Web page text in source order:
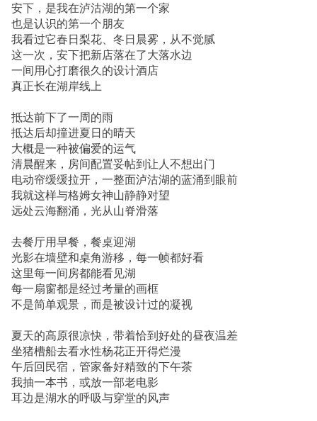
安下，是我在泸沽湖的第一个家
也是认识的第一个朋友
我看过它春日梨花、冬日晨雾，从不觉腻
这一次，安下把新店落在了大落水边
一间用心打磨很久的设计酒店
真正长在湖岸线上
抵达前下了一周的雨
抵达后却撞进夏日的晴天
大概是一种被偏爱的运气
清晨醒来，房间配置妥帖到让人不想出门
电动帘缓缓拉开，一整面泸沽湖的蓝涌到眼前
我就这样与格姆女神山静静对望
远处云海翻涌，光从山脊滑落
去餐厅用早餐，餐桌迎湖
光影在墙壁和桌角游移，每一帧都好看
这里每一间房都能看见湖
每一扇窗都是经过考量的画框
不是简单观景，而是被设计过的凝视
夏天的高原很凉快，带着恰到好处的昼夜温差
坐猪槽船去看水性杨花正开得烂漫
午后回民宿，管家备好精致的下午茶
我抽一本书，或放一部老电影
耳边是湖水的呼吸与穿堂的风声